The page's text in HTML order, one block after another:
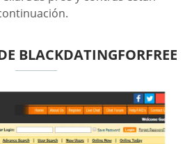
BLACKDATINGFORFREE